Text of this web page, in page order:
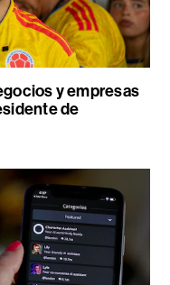
y empresas
de